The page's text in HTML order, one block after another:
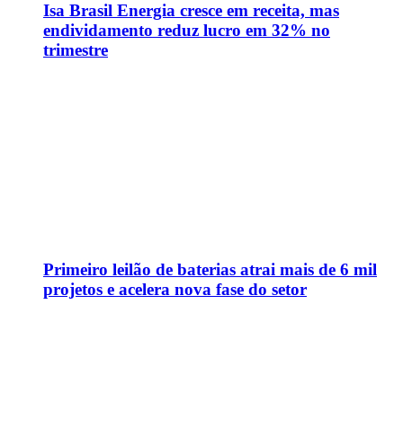
Isa Brasil Energia cresce em receita, mas
endividamento reduz lucro em 32% no
trimestre
Primeiro leilão de baterias atrai mais de 6 mil
projetos e acelera nova fase do setor